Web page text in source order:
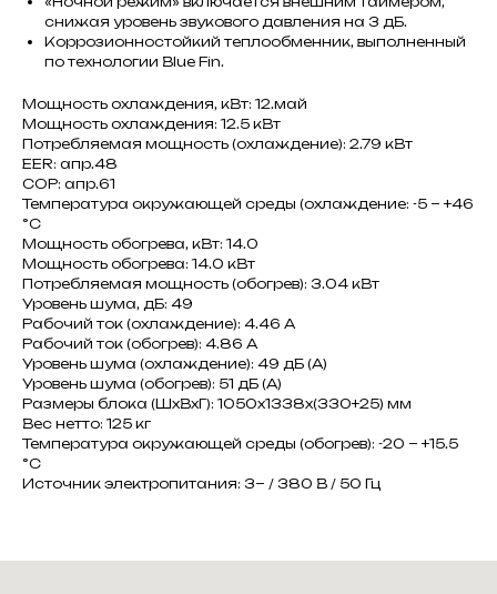
снижая уровень звукового давления на 3 дБ.
Коррозионностойкий теплообменник, выполненный
по технологии Blue Fin.
Мощность охлаждения, кВт: 12.май
Мощность охлаждения: 12.5 кВт
Потребляемая мощность (охлаждение): 2.79 кВт
EER: апр.48
COP: апр.61
Температура окружающей среды (охлаждение: -5 ~ +46
°C
Мощность обогрева, кВт: 14.0
Мощность обогрева: 14.0 кВт
Потребляемая мощность (обогрев): 3.04 кВт
Уровень шума, дБ: 49
Рабочий ток (охлаждение): 4.46 A
Рабочий ток (обогрев): 4.86 A
Уровень шума (охлаждение): 49 дБ (А)
Уровень шума (обогрев): 51 дБ (А)
Размеры блока (ШxВxГ): 1050x1338x(330+25) мм
Вес нетто: 125 кг
Температура окружающей среды (обогрев): -20 ~ +15.5
°C
Источник электропитания: 3~ / 380 В / 50 Гц